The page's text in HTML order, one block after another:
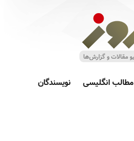
مطالب انگلیسی نویسندگان